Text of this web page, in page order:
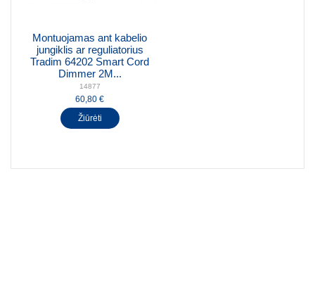
Montuojamas ant kabelio
jungiklis ar reguliatorius
Tradim 64202 Smart Cord
Dimmer 2M...
14877
60,80 €
Žiūrėti